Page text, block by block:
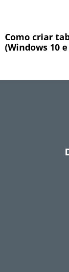
Como criar
(Windows 10 e